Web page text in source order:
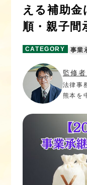
える補助金
順・親子間
CATEGORY 事業
監修
法律事
熊本を